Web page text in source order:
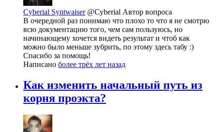
Cyberial Syntwaiser @Cyberial Автор вопроса
В очередной раз понимаю что плохо то что я не смотрю
всю документацию того, чем сам пользуюсь, но
начинающему хочется видеть результат и чтоб как
можно было меньше зубрить, по этому здесь табу :)
Спасибо за помощь!
Написано более трёх лет назад
Как изменить начальный путь из
корня проэкта?